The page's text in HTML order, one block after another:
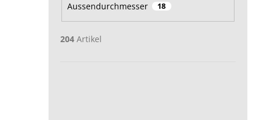
Aussendurchmesser 18
204 Artikel